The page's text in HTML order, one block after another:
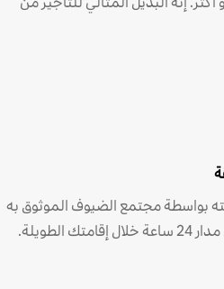
بواسطة مجتمع الضيوف الموثوق به
الطويلة.